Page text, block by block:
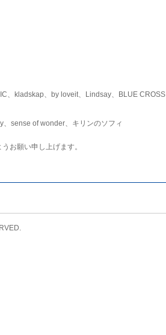
、kladskap、by loveit、Lindsay、BLUE CROSS
sense of wonder、キリンのソフィ
お願い申し上げます。